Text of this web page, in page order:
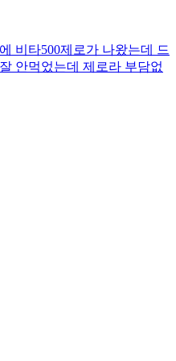
비타500제로가 나왔는데 드
안먹었는데 제로라 부담없